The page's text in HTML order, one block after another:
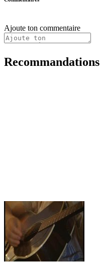
Ajoute ton commentaire
Recommandations